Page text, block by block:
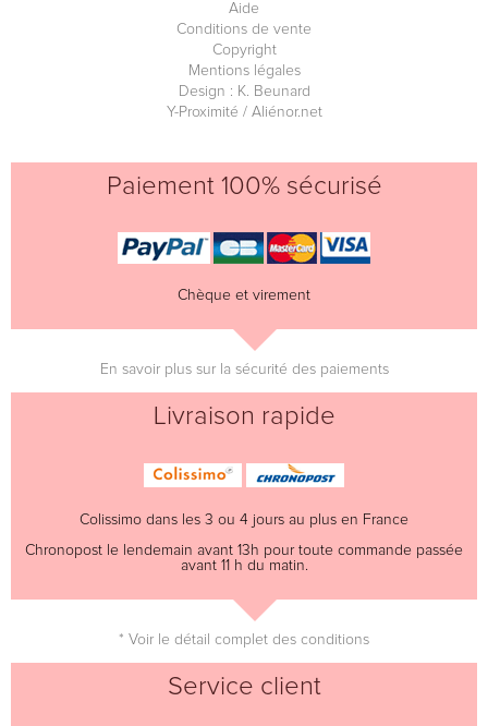
Aide
Conditions de vente
Copyright
Mentions légales
Design : K. Beunard
Y-Proximité / Aliénor.net
Paiement 100% sécurisé
Chèque et virement
En savoir plus sur la sécurité des paiements
Livraison rapide
Colissimo dans les 3 ou 4 jours au plus en France
Chronopost le lendemain avant 13h pour toute commande passée
avant 11 h du matin.
* Voir le détail complet des conditions
Service client